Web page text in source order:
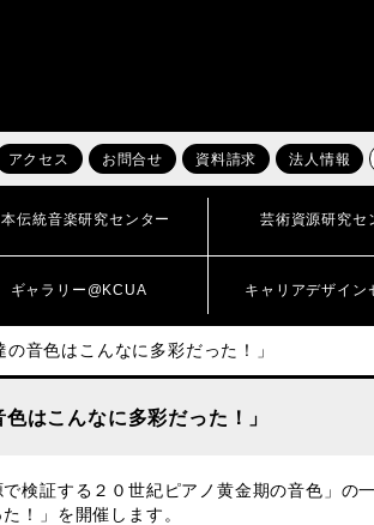
アクセス お問合せ 資料請求 法人情報
本伝統音楽研究センター 芸術資源研究セ
ギャラリー@KCUA キャリアデザイン
音色はこんなに多彩だった！」
はこんなに多彩だった！」
検証する２０世紀ピアノ黄金期の音色」の一
！」を開催します。